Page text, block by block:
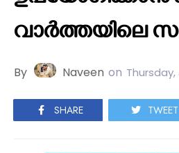
വാര്‍ത്തയിലെ
By Naveen on Thursday,
SHARE TWEET